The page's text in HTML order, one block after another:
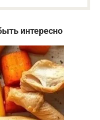
интересно